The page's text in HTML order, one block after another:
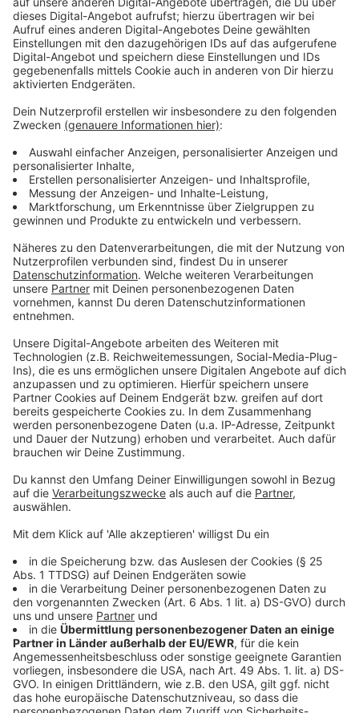
Wir benötigen Ihre
Zustimmung, um den YouTube
Video-Service zu laden!
Wir verwenden einen Service eines
Drittanbieters, um Videoinhalte
einzubetten. Dieser Service kann
Daten zu Ihren Aktivitäten
sammeln. Bitte lesen Sie die
Details durch und stimmen Sie der
Nutzung des Service zu, um dieses
Video anzusehen.
Mehr Informationen
Akzeptieren
powered byUsercentrics Consent
Management Platform
Die beiden Frauen haben ein dunkles Geheimnis. Und
Licht.
Anzeige
©Copyright: Amazon Prime Video
den selben Mann. Und sie haben ein Geheimnis!
©Copyright: Amazon Prime Video
Vor Kates Verschwinden war Jeanette eher eine
unscheinbare Schülerin. Doch irgendetwas hat sie
verändert.
Anzeige